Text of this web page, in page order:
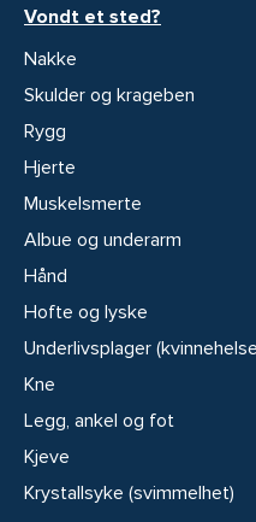
Vondt et sted?
Nakke
Skulder og krageben
Rygg
Hjerte
Muskelsmerte
Albue og underarm
Hånd
Hofte og lyske
Underlivsplager
Kne
Legg, ankel og fot
Kjeve
Krystallsyke (svimmelhet)